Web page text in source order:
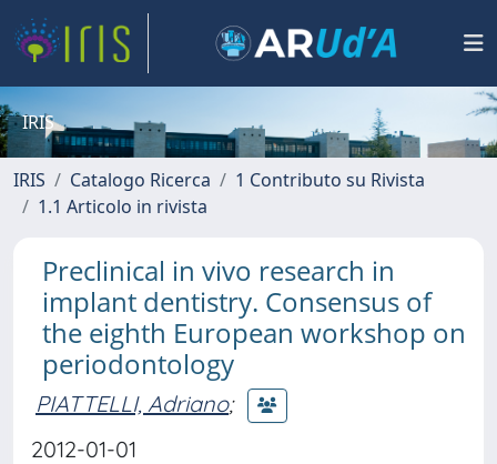
IRIS
IRIS Catalogo Ricerca
1 Contributo su Rivista
1.1 Articolo in rivista
Preclinical in vivo research in
implant dentistry. Consensus of
the eighth European workshop on
periodontology
PIATTELLI, Adriano;
2012-01-01